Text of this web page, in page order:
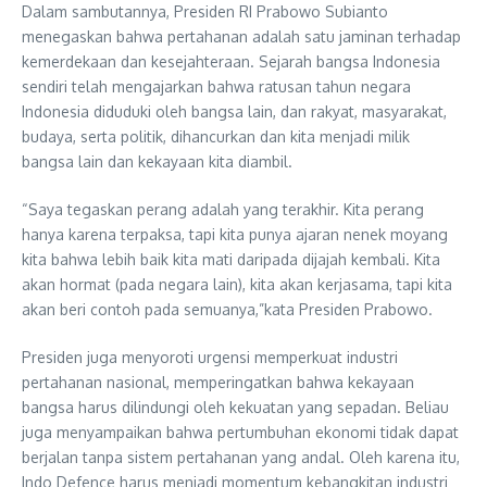
Dalam sambutannya, Presiden RI Prabowo Subianto
menegaskan bahwa pertahanan adalah satu jaminan terhadap
kemerdekaan dan kesejahteraan. Sejarah bangsa Indonesia
sendiri telah mengajarkan bahwa ratusan tahun negara
Indonesia diduduki oleh bangsa lain, dan rakyat, masyarakat,
budaya, serta politik, dihancurkan dan kita menjadi milik
bangsa lain dan kekayaan kita diambil.
“Saya tegaskan perang adalah yang terakhir. Kita perang
hanya karena terpaksa, tapi kita punya ajaran nenek moyang
kita bahwa lebih baik kita mati daripada dijajah kembali. Kita
akan hormat (pada negara lain), kita akan kerjasama, tapi kita
akan beri contoh pada semuanya,”kata Presiden Prabowo.
Presiden juga menyoroti urgensi memperkuat industri
pertahanan nasional, memperingatkan bahwa kekayaan
bangsa harus dilindungi oleh kekuatan yang sepadan. Beliau
juga menyampaikan bahwa pertumbuhan ekonomi tidak dapat
berjalan tanpa sistem pertahanan yang andal. Oleh karena itu,
Indo Defence harus menjadi momentum kebangkitan industri